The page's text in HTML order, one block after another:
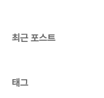
최근 포스트
태그